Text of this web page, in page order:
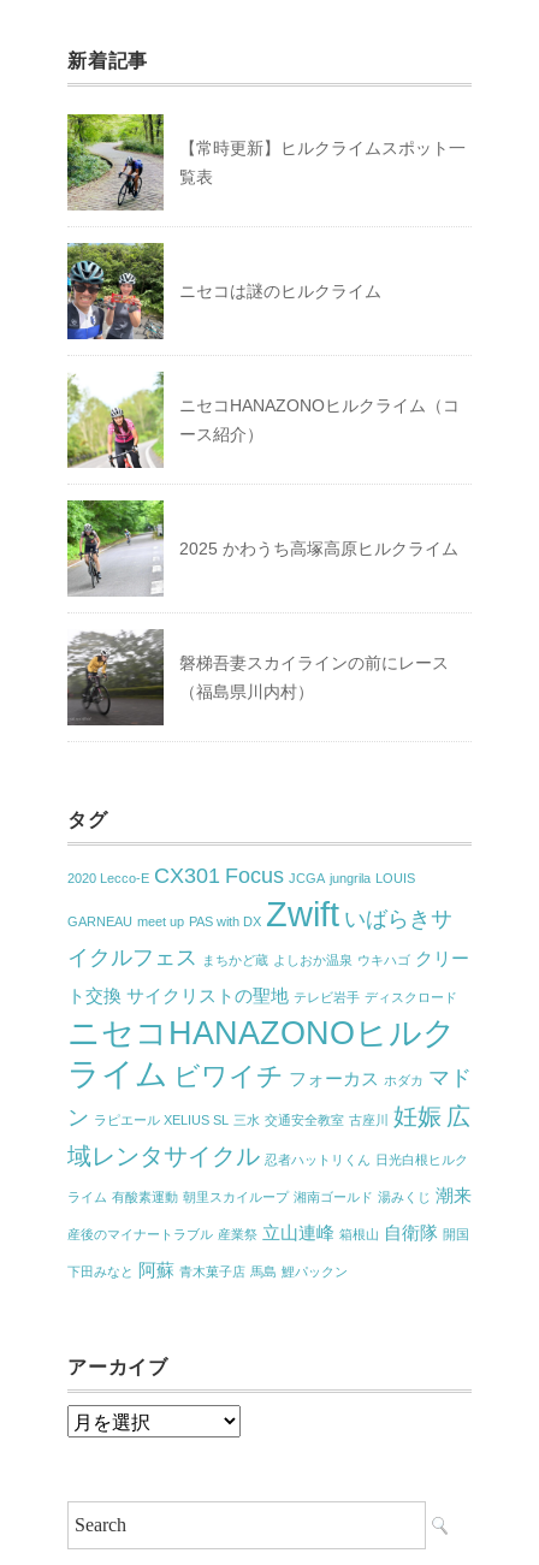
新着記事
【常時更新】ヒルクライムスポット一
覧表
ニセコは謎のヒルクライム
ニセコHANAZONOヒルクライム（コ
ース紹介）
2025 かわうち高塚高原ヒルクライム
磐梯吾妻スカイラインの前にレース
（福島県川内村）
タグ
2020 Lecco-E CX301 Focus JCGA jungrila LOUIS
GARNEAU meet up PAS with DX Zwift いばらきサ
イクルフェス
まちかど蔵 よしおか温泉 ウキハゴ クリー
ト交換 サイクリストの聖地 テレビ岩手 ディスクロード
ニセコHANAZONOヒルク
ライム ビワイチ フォーカス ホダカ マド
ン ラピエール XELIUS SL 三水 交通安全教室 古座川 妊娠 広
域レンタサイクル 忍者ハットリくん 日光白根ヒルク
ライム 有酸素運動 朝里スカイループ 湘南ゴールド 湯みくじ 潮来
産後のマイナートラブル 産業祭 立山連峰 箱根山 自衛隊 開国
下田みなと 阿蘇 青木菓子店 馬島 鯉パックン
アーカイブ
ア
イ